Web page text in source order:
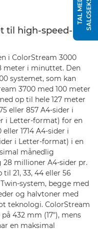
til high-speed-
i ColorStream 3000
meter i minuttet. Den
systemet, som kan
3700 med 100 meter
op til hele 127 meter
eller 857 A4-sider i
i Letter-format) for en
1714 A4-sider i
i Letter-format) i en
månedlig
28 millioner A4-sider pr.
21, 33, 44 eller 56
system, begge med
og halvtoner med
teknologi. ColorStream
432 mm (17"), mens
en maksimal